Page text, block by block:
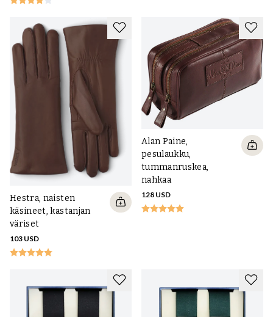
Hestra, naisten
käsineet, kastanjan
väriset
103 USD
Alan Paine,
pesulaukku,
tummanruskea,
nahkaa
128 USD